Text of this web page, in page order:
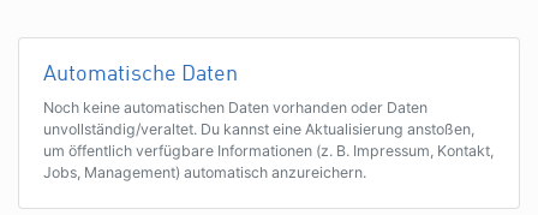
Automatische Daten
Noch keine automatischen Daten vorhanden oder Daten
unvollständig/veraltet. Du kannst eine Aktualisierung anstoßen,
um öffentlich verfügbare Informationen (z. B. Impressum, Kontakt,
Jobs, Management) automatisch anzureichern.